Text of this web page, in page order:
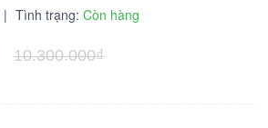
| Tình trạng: Còn hàng
10.300.000₫